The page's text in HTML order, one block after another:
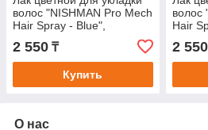
волос "NISHMAN Pro Mech
Hair Spray - Blue",
2 550 ₸
Купить
волос
Hair
2 550
О нас